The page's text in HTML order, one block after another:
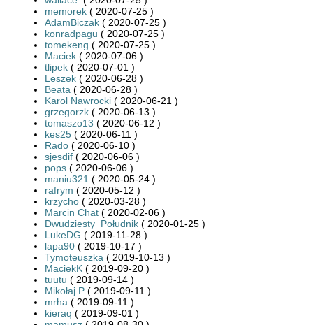
memorek ( 2020-07-25 )
AdamBiczak ( 2020-07-25 )
konradpagu ( 2020-07-25 )
tomekeng ( 2020-07-25 )
Maciek ( 2020-07-06 )
tlipek ( 2020-07-01 )
Leszek ( 2020-06-28 )
Beata ( 2020-06-28 )
Karol Nawrocki ( 2020-06-21 )
grzegorzk ( 2020-06-13 )
tomaszo13 ( 2020-06-12 )
kes25 ( 2020-06-11 )
Rado ( 2020-06-10 )
sjesdif ( 2020-06-06 )
pops ( 2020-06-06 )
maniu321 ( 2020-05-24 )
rafrym ( 2020-05-12 )
krzycho ( 2020-03-28 )
Marcin Chat ( 2020-02-06 )
Dwudziesty_Południk ( 2020-01-25 )
LukeDG ( 2019-11-28 )
lapa90 ( 2019-10-17 )
Tymoteuszka ( 2019-10-13 )
MaciekK ( 2019-09-20 )
tuutu ( 2019-09-14 )
Mikołaj P ( 2019-09-11 )
mrha ( 2019-09-11 )
kieraq ( 2019-09-01 )